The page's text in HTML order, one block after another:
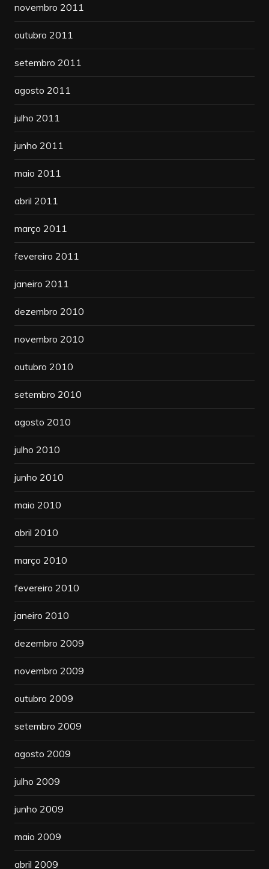
novembro 2011
outubro 2011
setembro 2011
agosto 2011
julho 2011
junho 2011
maio 2011
abril 2011
março 2011
fevereiro 2011
janeiro 2011
dezembro 2010
novembro 2010
outubro 2010
setembro 2010
agosto 2010
julho 2010
junho 2010
maio 2010
abril 2010
março 2010
fevereiro 2010
janeiro 2010
dezembro 2009
novembro 2009
outubro 2009
setembro 2009
agosto 2009
julho 2009
junho 2009
maio 2009
abril 2009